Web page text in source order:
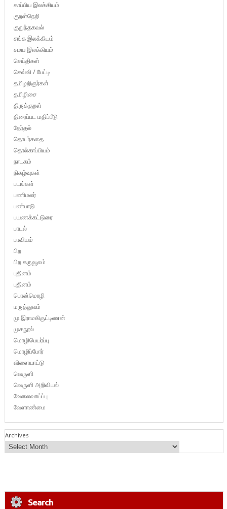
காப்பிய இலக்கியம்
குறள்நெறி
குறுந்தகவல்
சங்க இலக்கியம்
சமய இலக்கியம்
செய்திகள்
செவ்வி / பேட்டி
தமிழறிஞர்கள்
தமிழிசை
திருக்குறள்
திரைப்பட மதிப்பீடு
தேர்தல்
தொடர்கதை
தொல்காப்பியம்
நாடகம்
நிகழ்வுகள்
படங்கள்
பணிமலர்
பண்பாடு
பயணக்கட்டுரை
பாடல்
பாவியம்
பிற
பிற கருவூலம்
புதினம்
புதினம்
பொன்மொழி
மருத்துவம்
மு.இராமகிருட்டிணன்
முகநூல்
மொழிபெயர்ப்பு
மொழிப்போர்
விளையாட்டு
வெருளி
வெருளி அறிவியல்
வேலைவாய்ப்பு
வேளாண்மை
Archives
Search